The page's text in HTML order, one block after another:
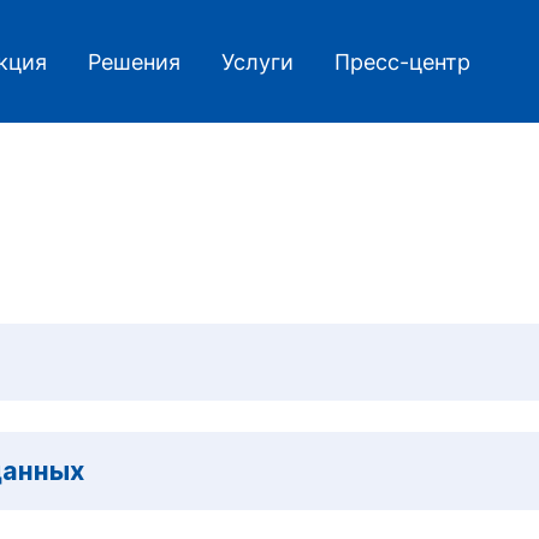
Решения Услуги Пресс-центр